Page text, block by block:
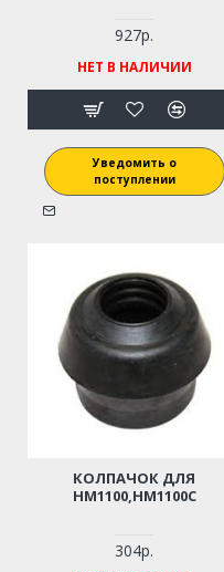
927р.
НЕТ В НАЛИЧИИ
Уведомить о
поступлении
КОЛПАЧОК ДЛЯ
HM1100,HM1100C
304р.